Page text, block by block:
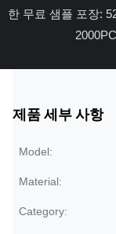
한 무료 샘플 포장:
제품 세부 사항
Model:
Material:
Category: